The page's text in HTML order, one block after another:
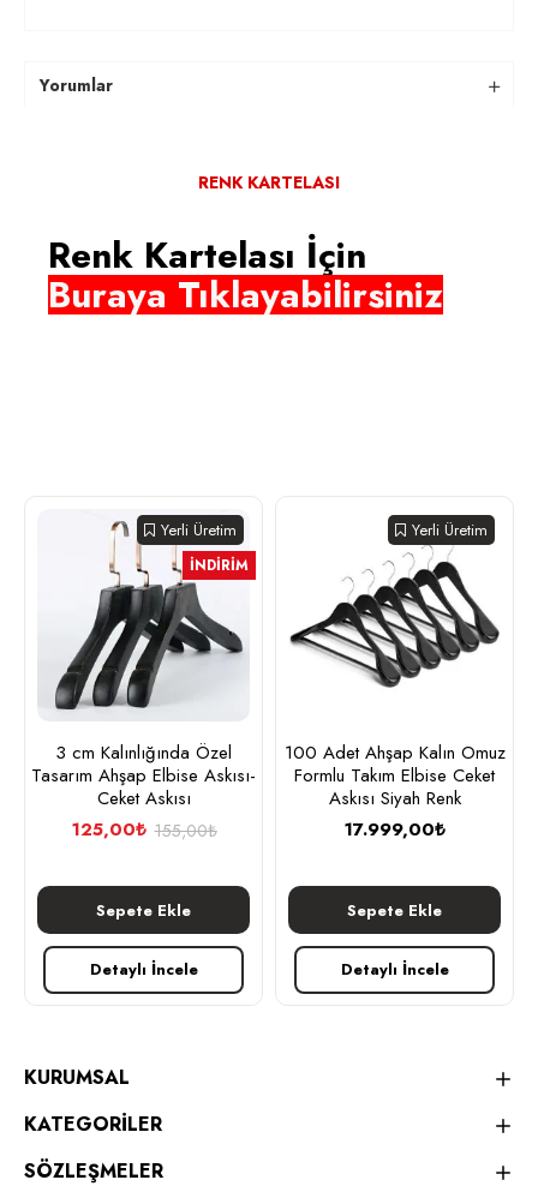
Yorumlar
RENK KARTELASI
Renk Kartelası İçin
Buraya Tıklayabilirsiniz
Yerli Üretim
İNDIRIM
3 cm Kalınlığında Özel
Tasarım Ahşap Elbise Askısı-
Ceket Askısı
125,00₺ 155,00₺
Sepete Ekle
Detaylı İncele
Yerli Üretim
100 Adet Ahşap Kalın Omuz
Formlu Takım Elbise Ceket
Askısı Siyah Renk
17.999,00₺
Sepete Ekle
Detaylı İncele
KURUMSAL
KATEGORİLER
SÖZLEŞMELER